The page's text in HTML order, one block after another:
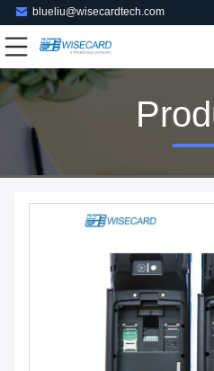
blueliu@wisecardtech.com